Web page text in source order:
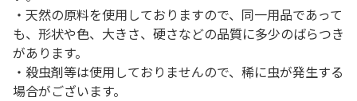
・天然の原料を使用しておりますので、同一用品であって
も、形状や色、大きさ、硬さなどの品質に多少のばらつき
があります。
・殺虫剤等は使用しておりませんので、稀に虫が発生する
場合がございます。